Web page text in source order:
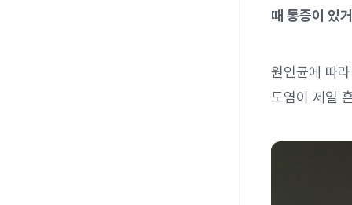
때 통증이 있
원인균에 따
도염이 제일